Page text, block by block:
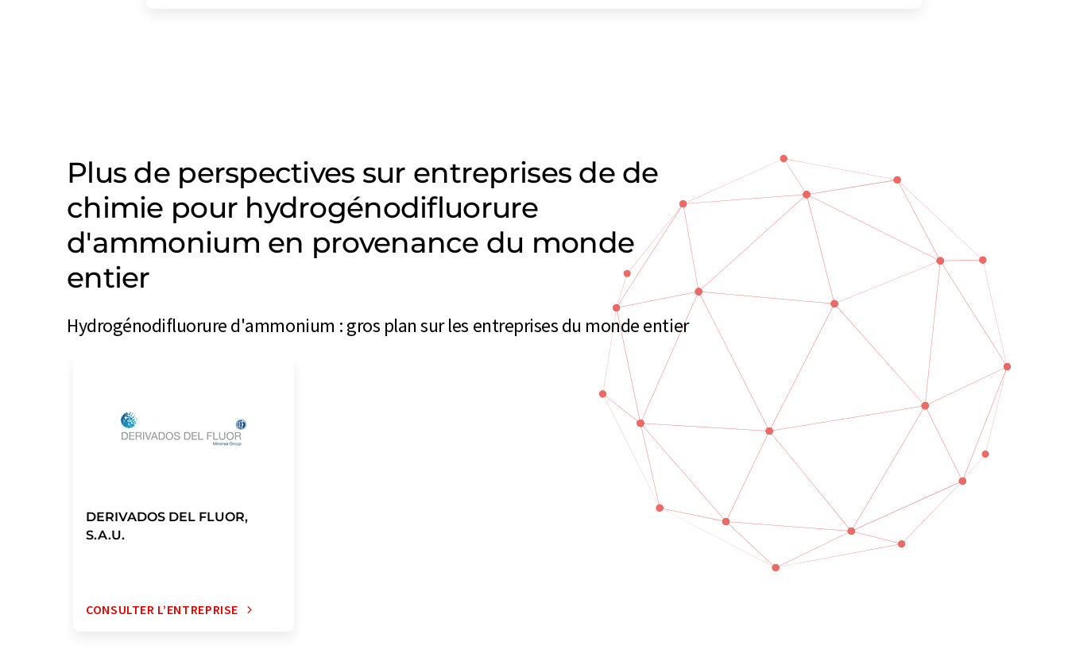
Plus de perspectives sur entreprises de de
chimie pour hydrogénodifluorure
d'ammonium en provenance du monde
entier
Hydrogénodifluorure d'ammonium : gros plan sur les entreprises du monde entier
DERIVADOS DEL FLUOR,
S.A.U.
CONSULTER L’ENTREPRISE